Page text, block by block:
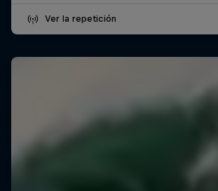
Ver la repetición